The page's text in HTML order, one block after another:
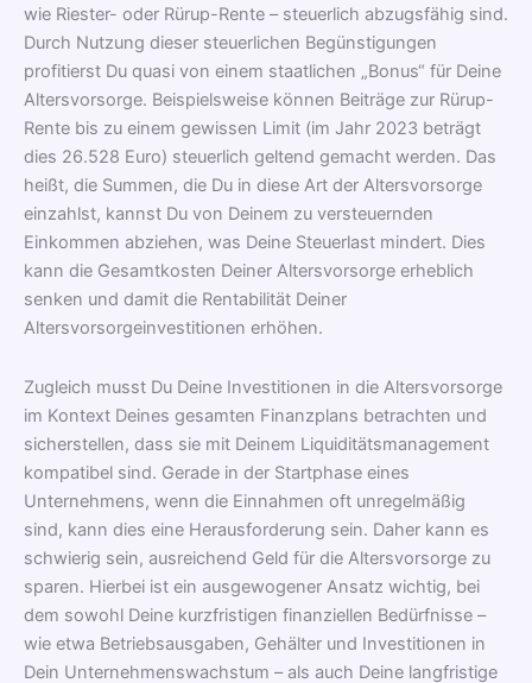
wie Riester- oder Rürup-Rente – steuerlich abzugsfähig sind.
Durch Nutzung dieser steuerlichen Begünstigungen
profitierst Du quasi von einem staatlichen „Bonus“ für Deine
Altersvorsorge. Beispielsweise können Beiträge zur Rürup-
Rente bis zu einem gewissen Limit (im Jahr 2023 beträgt
dies 26.528 Euro) steuerlich geltend gemacht werden. Das
heißt, die Summen, die Du in diese Art der Altersvorsorge
einzahlst, kannst Du von Deinem zu versteuernden
Einkommen abziehen, was Deine Steuerlast mindert. Dies
kann die Gesamtkosten Deiner Altersvorsorge erheblich
senken und damit die Rentabilität Deiner
Altersvorsorgeinvestitionen erhöhen.
Zugleich musst Du Deine Investitionen in die Altersvorsorge
im Kontext Deines gesamten Finanzplans betrachten und
sicherstellen, dass sie mit Deinem Liquiditätsmanagement
kompatibel sind. Gerade in der Startphase eines
Unternehmens, wenn die Einnahmen oft unregelmäßig
sind, kann dies eine Herausforderung sein. Daher kann es
schwierig sein, ausreichend Geld für die Altersvorsorge zu
sparen. Hierbei ist ein ausgewogener Ansatz wichtig, bei
dem sowohl Deine kurzfristigen finanziellen Bedürfnisse –
wie etwa Betriebsausgaben, Gehälter und Investitionen in
Dein Unternehmenswachstum – als auch Deine langfristige